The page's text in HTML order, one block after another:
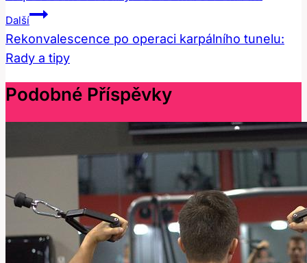
Příspěvek
Další
Rekonvalescence po operaci karpálního tunelu:
Rady a tipy
Podobné Příspěvky